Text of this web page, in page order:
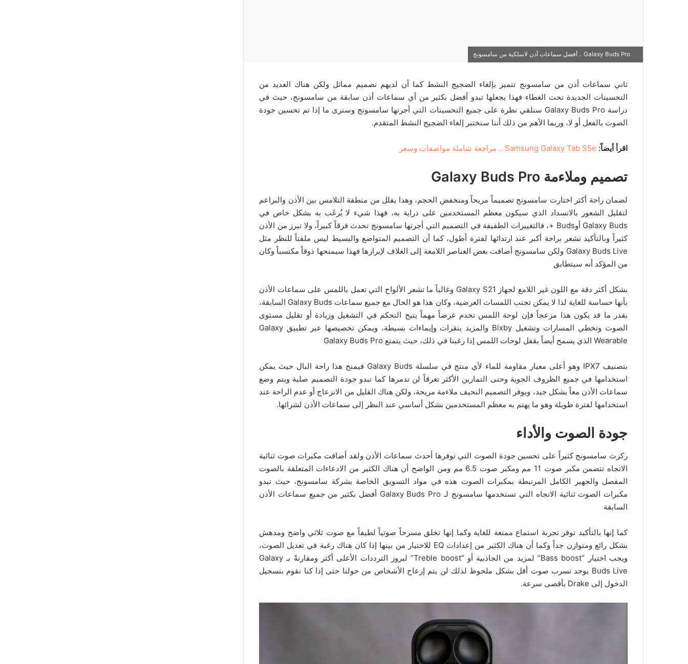
ثاني سماعات أذن من سامسونج تتميز بإلغاء الضجيج النشط كما أن لديهم تصميم مماثل ولكن هناك العديد من
التحسينات الجديدة تحت الغطاء فهذا يجعلها تبدو أفضل بكثير من أي سماعات أذن سابقة من سامسونج، حيث في
دراسة Galaxy Buds Pro سنلقي نظرة على جميع التحسينات التي أجرتها سامسونج وسنرى ما إذا تم تحسين جودة
الصوت بالفعل أو لا، وربما الأهم من ذلك أننا سنختبر إلغاء الضجيج النشط المتقدم.
اقرأ أيضاً: Samsung Galaxy Tab S5e .. مراجعة شاملة مواصفات وسعر
تصميم وملاءمة Galaxy Buds Pro
لضمان راحة أكثر اختارت سامسونج تصميماً مريحاً ومنخفض الحجم، وهذا يقلل من منطقة التلامس بين الأذن والبراعم
لتقليل الشعور بالانسداد الذي سيكون معظم المستخدمين على دراية به، فهذا شيء لا يُرغَب به بشكل خاص في
Galaxy Buds أوBuds +، فالتغييرات الطفيفة في التصميم التي أجرتها سامسونج تحدث فرقاً كبيراً، ولا تبرز من الأذن
كثيراً وبالتأكيد تشعر براحة أكبر عند ارتدائها لفترة أطول، كما أن التصميم المتواضع والبسيط ليس ملفتاً للنظر مثل
Galaxy Buds Live ولكن سامسونج أضافت بعض العناصر اللامعة إلى الغلاف لإبرازها فهذا سيمنحها ذوقاً مكتسباً وكان
من المؤكد أنه سيتطابق
بشكل أكثر دقة مع اللون غير اللامع لجهاز Galaxy S21 وغالباً ما تشعر الألواح التي تعمل باللمس على سماعات الأذن
بأنها حساسة للغاية لذا لا يمكن تجنب اللمسات العرضية، وكان هذا هو الحال مع جميع سماعات Galaxy Buds السابقة،
بقدر ما قد يكون هذا مزعجاً فإن لوحة اللمس تخدم غرضاً مهماً يتيح التحكم في التشغيل وزيادة أو تقليل مستوى
الصوت وتخطي المسارات وتشغيل Bixby والمزيد بنقرات وإيماءات بسيطة، ويمكن تخصيصها عبر تطبيق Galaxy
Wearable الذي يسمح أيضاً بقفل لوحات اللمس إذا رغبنا في ذلك، حيث يتمتع Galaxy Buds Pro
بتصنيف IPX7 وهو أعلى معيار مقاومة للماء لأي منتج في سلسلة Galaxy Buds فيمنح هذا راحة البال حيث يمكن
استخدامها في جميع الظروف الجوية وحتى التمارين الأكثر تعرقاً لن تدمرها كما تبدو جودة التصميم صلبة ويتم وضع
سماعات الأذن معاً بشكل جيد، ويوفر التصميم النحيف ملاءمة مريحة، ولكن هناك القليل من الانزعاج أو عدم الراحة عند
استخدامها لفترة طويلة وهو ما يهتم به معظم المستخدمين بشكل أساسي عند النظر إلى سماعات الأذن لشرائها.
جودة الصوت والأداء
ركزت سامسونج كثيراً على تحسين جودة الصوت التي توفرها أحدث سماعات الأذن ولقد أضافت مكبرات صوت ثنائية
الاتجاه تتضمن مكبر صوت 11 مم ومكبر صوت 6.5 مم ومن الواضح أن هناك الكثير من الادعاءات المتعلقة بالصوت
المفصل والجهير الكامل المرتبطة بمكبرات الصوت هذه في مواد التسويق الخاصة بشركة سامسونج، حيث تبدو
مكبرات الصوت ثنائية الاتجاه التي تستخدمها سامسونج لـ Galaxy Buds Pro أفضل بكثير من جميع سماعات الأذن
السابقة
كما إنها بالتأكيد توفر تجربة استماع ممتعة للغاية وكما إنها تخلق مسرحاً صوتياً لطيفاً مع صوت ثلاثي واضح ومدهش
بشكل رائع ومتوازن جداً وكما أن هناك الكثير من إعدادات EQ للاختيار من بينها إذا كان هناك رغبة في تعديل الصوت،
ويجب اختيار “Bass boost” لمزيد من الجاذبية أو “Treble boost” لبروز الترددات الأعلى أكثر ومقارنةً بـ Galaxy
Buds Live يوجد تسرب صوت أقل بشكل ملحوظ لذلك لن يتم إزعاج الأشخاص من حولنا حتى إذا كنا نقوم بتسجيل
الدخول إلى Drake بأقصى سرعة.